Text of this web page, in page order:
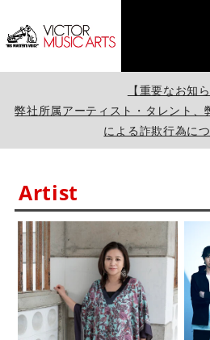
【重要なお知ら
弊社所属アーティスト・タレント、
による詐欺行為に
Artist